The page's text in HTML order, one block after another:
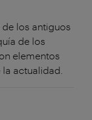
los antiguos
de los
elementos
actualidad.